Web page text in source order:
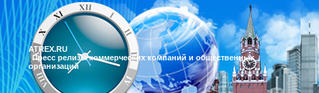
ATREX.RU
Пресс релизы коммерческих компаний и общественных
организаций